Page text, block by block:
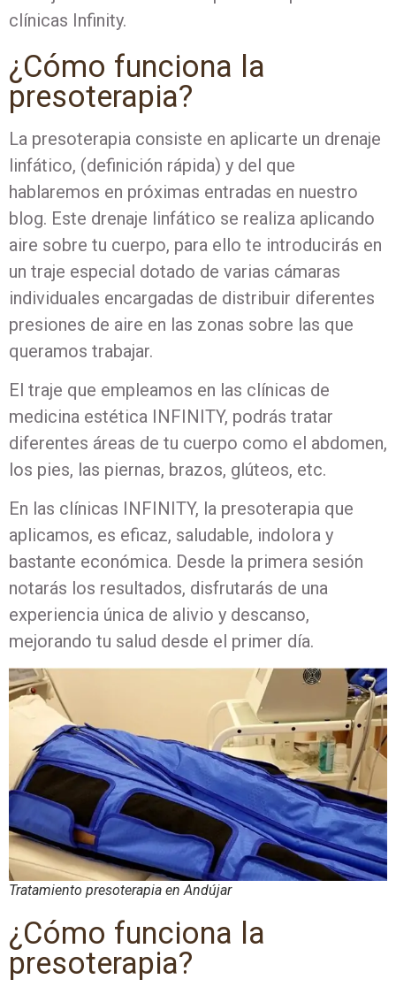
clínicas Infinity.
¿Cómo funciona la
presoterapia?
La presoterapia consiste en aplicarte un drenaje
linfático, (definición rápida) y del que
hablaremos en próximas entradas en nuestro
blog. Este drenaje linfático se realiza aplicando
aire sobre tu cuerpo, para ello te introducirás en
un traje especial dotado de varias cámaras
individuales encargadas de distribuir diferentes
presiones de aire en las zonas sobre las que
queramos trabajar.
El traje que empleamos en las clínicas de
medicina estética INFINITY, podrás tratar
diferentes áreas de tu cuerpo como el abdomen,
los pies, las piernas, brazos, glúteos, etc.
En las clínicas INFINITY, la presoterapia que
aplicamos, es eficaz, saludable, indolora y
bastante económica. Desde la primera sesión
notarás los resultados, disfrutarás de una
experiencia única de alivio y descanso,
mejorando tu salud desde el primer día.
Tratamiento presoterapia en Andújar
¿Cómo funciona la
presoterapia?